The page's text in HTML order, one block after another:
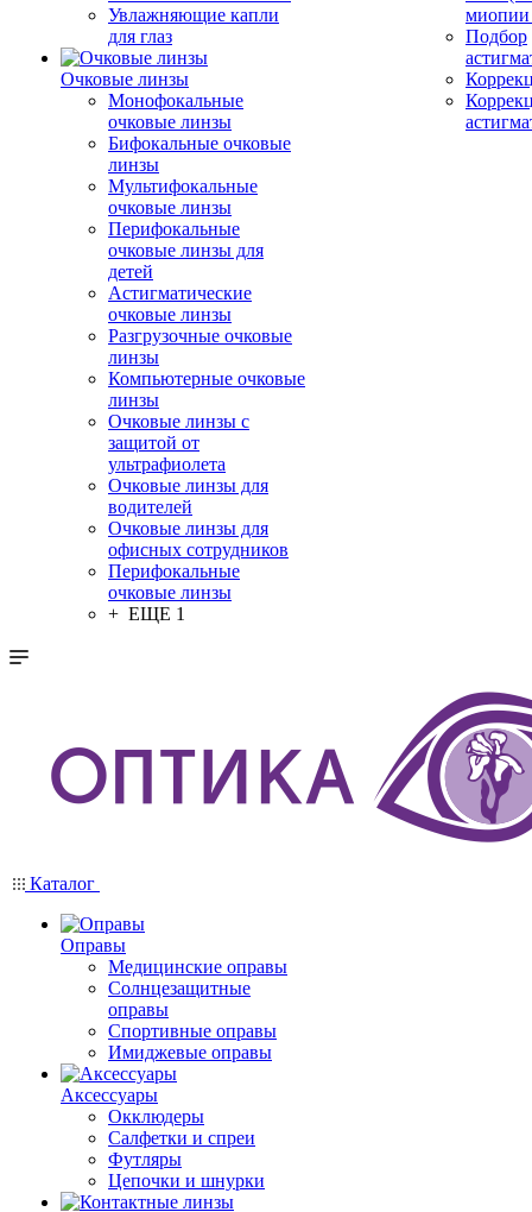
Увлажняющие капли
для глаз
Очковые линзы
Монофокальные
очковые линзы
Бифокальные очковые
линзы
Мультифокальные
очковые линзы
Перифокальные
очковые линзы для
детей
Астигматические
очковые линзы
Разгрузочные очковые
линзы
Компьютерные очковые
линзы
Очковые линзы с
защитой от
ультрафиолета
Очковые линзы для
водителей
Очковые линзы для
офисных сотрудников
Перифокальные
очковые линзы
+ ЕЩЕ 1
миопии
Подбор
Каталог
Оправы
Медицинские оправы
Солнцезащитные
оправы
Спортивные оправы
Имиджевые оправы
Аксессуары
Окклюдеры
Салфетки и спреи
Футляры
Цепочки и шнурки